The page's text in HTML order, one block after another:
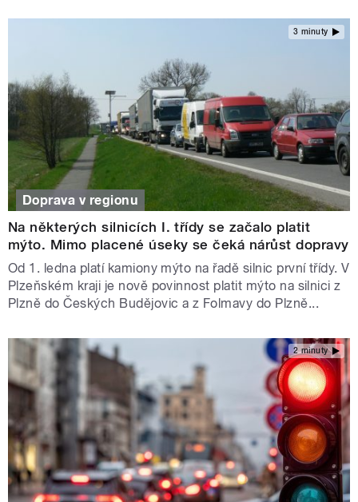
3 minuty
Doprava v regionu
Na některých silnicích I. třídy se začalo platit
mýto. Mimo placené úseky se čeká nárůst dopravy
Od 1. ledna platí kamiony mýto na řadě silnic první třídy. V
Plzeňském kraji je nově povinnost platit mýto na silnici z
Plzně do Českých Budějovic a z Folmavy do Plzně...
2 minuty